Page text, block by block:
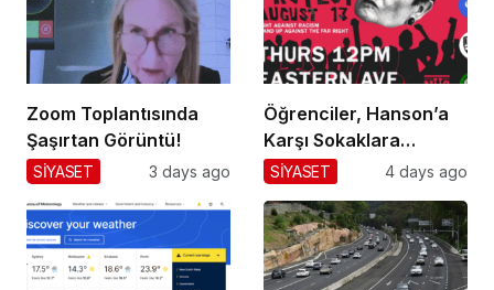
Zoom Toplantısında
Şaşırtan Görüntü!
SİYASET 3 days ago
Öğrenciler, Hanson’a
Karşı Sokaklara
Dökülüyor!
SİYASET 4 days ago